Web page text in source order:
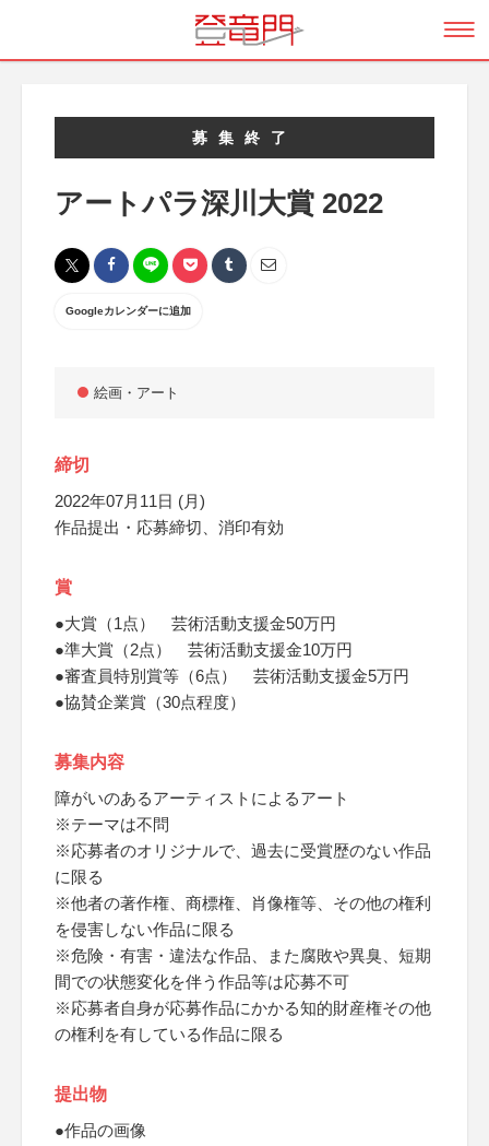
募集終了
アートパラ深川大賞 2022
Googleカレンダーに追加
絵画・アート
締切
2022年07月11日 (月)
作品提出・応募締切、消印有効
賞
●大賞（1点） 芸術活動支援金50万円
●準大賞（2点） 芸術活動支援金10万円
●審査員特別賞等（6点） 芸術活動支援金5万円
●協賛企業賞（30点程度）
募集内容
障がいのあるアーティストによるアート
※テーマは不問
※応募者のオリジナルで、過去に受賞歴のない作品
に限る
※他者の著作権、商標権、肖像権等、その他の権利
を侵害しない作品に限る
※危険・有害・違法な作品、また腐敗や異臭、短期
間での状態変化を伴う作品等は応募不可
※応募者自身が応募作品にかかる知的財産権その他
の権利を有している作品に限る
提出物
●作品の画像